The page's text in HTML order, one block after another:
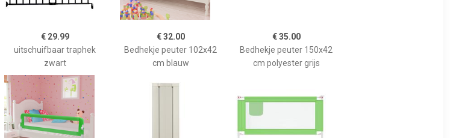
€ 29.99
uitschuifbaar traphek
zwart
€ 32.00
Bedhekje peuter 102x42
cm blauw
€ 35.00
Bedhekje peuter 150x42
cm polyester grijs